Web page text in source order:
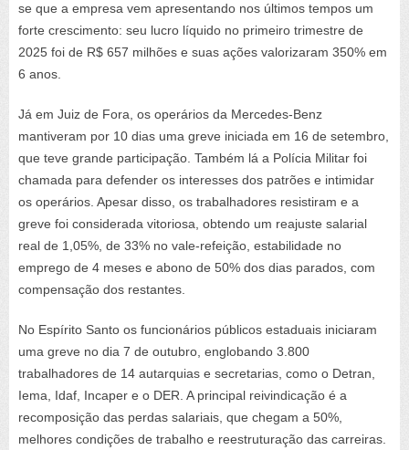
se que a empresa vem apresentando nos últimos tempos um
forte crescimento: seu lucro líquido no primeiro trimestre de
2025 foi de R$ 657 milhões e suas ações valorizaram 350% em
6 anos.
Já em Juiz de Fora, os operários da Mercedes-Benz
mantiveram por 10 dias uma greve iniciada em 16 de setembro,
que teve grande participação. Também lá a Polícia Militar foi
chamada para defender os interesses dos patrões e intimidar
os operários. Apesar disso, os trabalhadores resistiram e a
greve foi considerada vitoriosa, obtendo um reajuste salarial
real de 1,05%, de 33% no vale-refeição, estabilidade no
emprego de 4 meses e abono de 50% dos dias parados, com
compensação dos restantes.
No Espírito Santo os funcionários públicos estaduais iniciaram
uma greve no dia 7 de outubro, englobando 3.800
trabalhadores de 14 autarquias e secretarias, como o Detran,
Iema, Idaf, Incaper e o DER. A principal reivindicação é a
recomposição das perdas salariais, que chegam a 50%,
melhores condições de trabalho e reestruturação das carreiras.